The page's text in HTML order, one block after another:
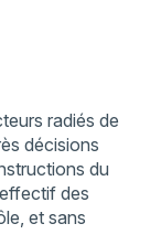
radiés de
décisions
du
des
et sans